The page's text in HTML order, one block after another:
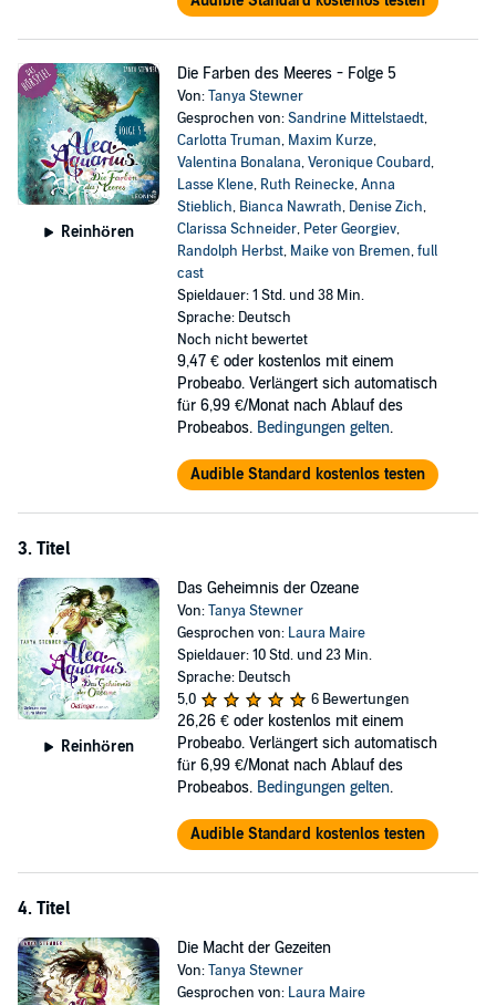
singt die Autorin selbst. Laura Maire ist als deutsche
Sagan und anderen eingesprochen. Für ihre Hörbuchinterpretation
des Romans "Nichts" von Janne Teller erhielt sie den Deutschen
Hörbuchpreis.
Reinhören
Die Farben des Meeres - Folge 5
Von:Tanya Stewner
Gesprochen von:Sandrine Mittelstaedt,
Carlotta Truman, Maxim Kurze,
Valentina Bonalana,Veronique Coubard,
Lasse Klene, Ruth Reinecke,Anna
Stieblich, Bianca Nawrath, Denise Zich,
Clarissa Schneider, Peter Georgiev,
Randolph Herbst, Maike von Bremen,full
cast
Spieldauer: 1 Std. und 38 Min.
Sprache: Deutsch
Noch nicht bewertet
9,47 € oder kostenlos mit einem
Probeabo. Verlängert sich automatisch
für 6,99 €/Monat nach Ablauf des
Probeabos. Bedingungen gelten.
Audible Standard kostenlos testen
3. Titel
Reinhören
Das Geheimnis der Ozeane
Von:Tanya Stewner
Gesprochen von: Laura Maire
Spieldauer: 10 Std. und 23 Min.
Sprache: Deutsch
5,0
6 Bewertungen
26,26 € oder kostenlos mit einem
Probeabo. Verlängert sich automatisch
für 6,99 €/Monat nach Ablauf des
Probeabos. Bedingungen gelten.
Audible Standard kostenlos testen
4. Titel
Die Macht der Gezeiten
Von:Tanya Stewner
Gesprochen von: Laura Maire